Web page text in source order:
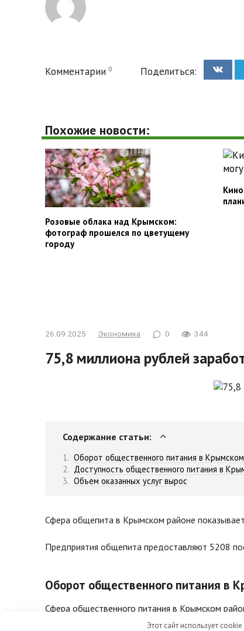
Комментарии 0 Поделиться:
Похожие новости:
Розовые облака над Крымском:
фотограф прошелся по цветущему
городу
26.09.2025 Экономика 0 344
75,8 миллиона рублей
Содержание статьи:
Оборот общественного питания в
Доступность общественного питания в
Объем оказанных услуг вырос
Сфера общепита в Крымском районе
Предприятия общепита предоставляют 5208
Оборот общественного питания в
Сфера общественного питания в Крымском
стабильность. Во всяком случае, согласно
Этот сайт использует